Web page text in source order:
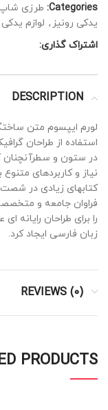
Categories: طرزی
یدکی رونیز , لوازم
اشتراک گذاری:
DESCRIPTION
لورم ایپسوم متن
استفاده از طراحان
در ستون و سطرآنچنان
نیاز و کاربردهای
کتابهای زیادی در
فراوان جامعه و
را برای طراحان
زبان فارسی ایجاد کرد.
REVIEWS (0)
PRODUCTS